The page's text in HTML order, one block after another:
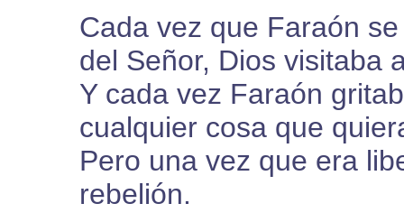
Cada vez que Faraón
del Señor, Dios visitaba
Y cada vez Faraón
cualquier cosa que
Pero una vez que era
rebelión.